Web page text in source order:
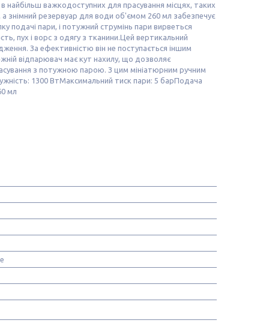
важкодоступних для прасування місцях, таких
а знімний резервуар для води об'ємом 260 мл забезпечує
подачі пари, і потужний струмінь пари вирветься
пух і ворс з одягу з тканини.Цей вертикальний
За ефективністю він не поступається іншим
відпарювач має кут нахилу, що дозволяє
з потужною парою. З цим мініатюрним ручним
1300 ВтМаксимальний тиск пари: 5 барПодача
мл